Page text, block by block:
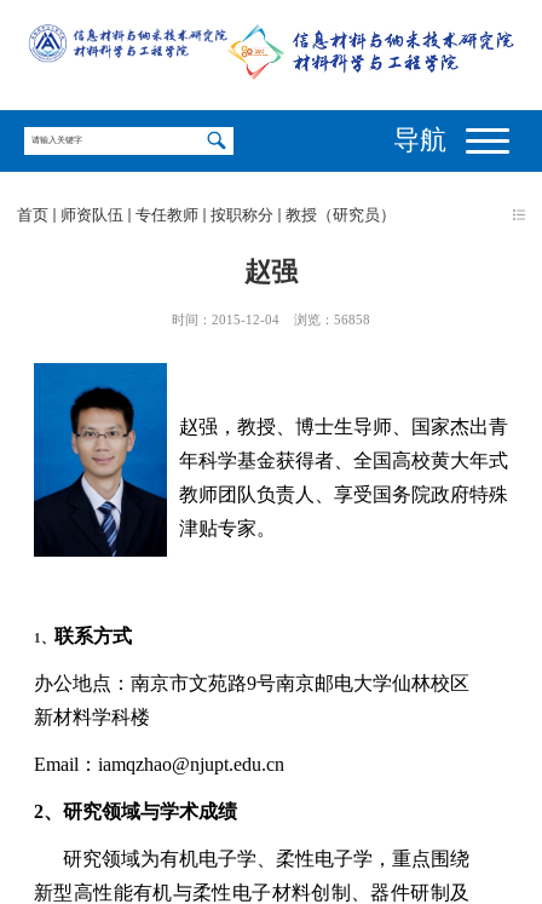
导航
首页 师资队伍 专任教师 按职称分 教授（研究员）
赵强
时间：2015-12-04 浏览： 56858
赵强，教授、博士生导师、国家杰出青
年科学基金获得者、全国高校黄大年式
教师团队负责人、享受国务院政府特殊
津贴专家。
1 、 联系方式
办公地点：南京市文苑路9号南京邮电大学仙林校区
新材料学科楼
Email ： iamqzhao@njupt.edu.cn
2、研究领域与学术成绩
研究领域为有机电子学、柔性电子学，重点围绕
新型高性能有机与柔性电子材料创制、器件研制及